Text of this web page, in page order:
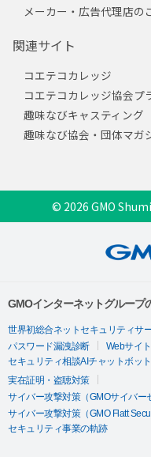
メーカー・広告代理店の
関連サイト
コエテコカレッジ
コエテコカレッジ協会プ
趣味なびキャスティング
趣味なび協会・団体マガ
© 2026 GMO